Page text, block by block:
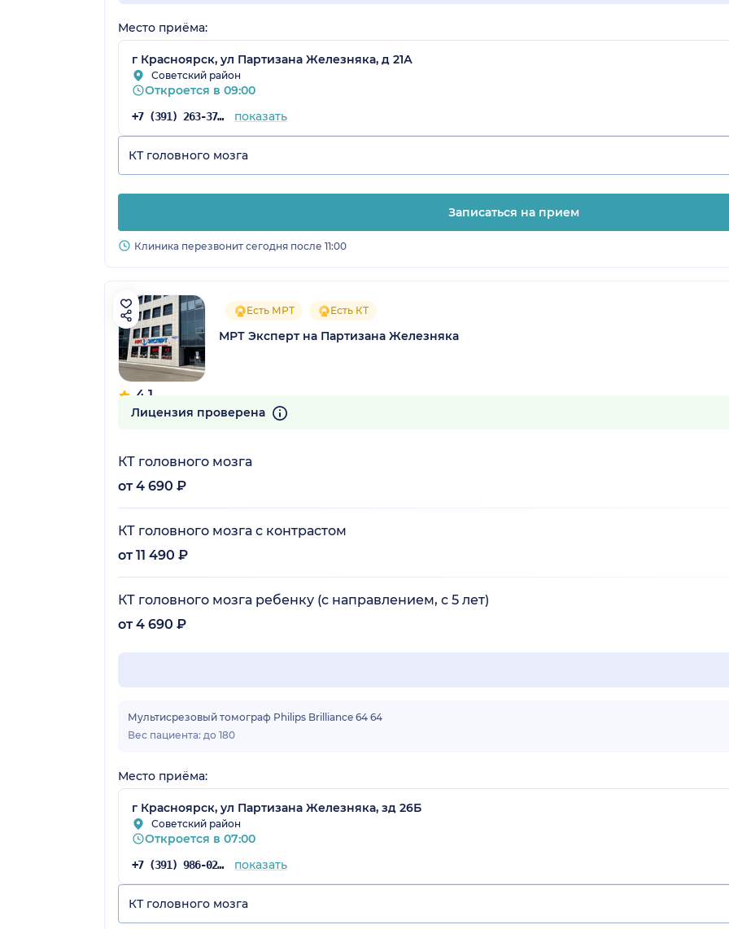
Место приёма:
г Красноярск, ул Партизана Железняка, д 21А
Советский район
Откроется в 09:00
+7 (391) 263-37-90 показать
КТ головного мозга
Записаться на прием
Клиника перезвонит сегодня после 11:00
4.1
35 отзывов
Есть МРТ Есть КТ
МРТ Эксперт на Партизана Железняка
Лицензия проверена
КТ головного мозга
от 4 690 ₽
КТ головного мозга с контрастом
от 11 490 ₽
КТ головного мозга ребенку (с направлением, с 5 лет)
от 4 690 ₽
Мультисрезовый томограф Philips Brilliance 64 64
Вес пациента: до 180
Место приёма:
г Красноярск, ул Партизана Железняка, зд 26Б
Советский район
Откроется в 07:00
+7 (391) 986-02-78 показать
КТ головного мозга